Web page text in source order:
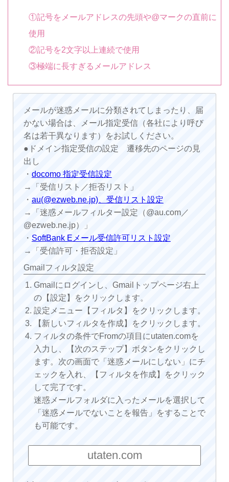
①記号をメールアドレスの先頭や@マークの直前に
使用
②記号を2文字以上連続で使用
③極端に長すぎるメールアドレス
メールが迷惑メールに分類されてしまったり、届
かない場合は、メール指定受信（各社により呼び
名は若干異なります）をお試しください。
●ドメイン指定受信の設定 遷移先のページの見
出し
・ docomo 指定受信設定
→「受信リスト／拒否リスト」
・ au(@ezweb.ne.jp)、受信リスト設定
→「迷惑メールフィルター設定（@au.com／
@ezweb.ne.jp）」
・ SoftBank Eメール受信許可リスト設定
→「受信許可・拒否設定」
Gmailフィルタ設定
Gmailにログインし、Gmailトップページ右上
の【設定】をクリックします。
設定メニュー【フィルタ】をクリックします。
【新しいフィルタを作成】をクリックします。
フィルタの条件でFromの項目にutaten.comを
入力し、【次のステップ】ボタンをクリックし
ます。次の画面で「迷惑メールにしない」にチ
ェックを入れ、【フィルタを作成】をクリック
して完了です。
迷惑メールフォルダに入ったメールを選択して
「迷惑メールでないことを報告」をすることで
も可能です。